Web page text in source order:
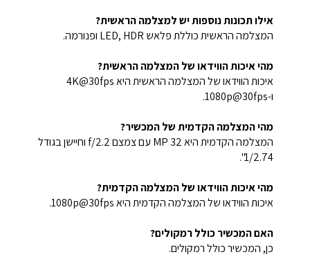
אילו תכונות נוספות יש למצלמה הראשית?
המצלמה הראשית כוללת פלאש LED, HDR ופנורמה.
מהי איכות הווידאו של המצלמה הראשית?
איכות הווידאו של המצלמה הראשית היא 4K@30fps
ו-1080p@30fps.
מהי המצלמה הקדמית של המכשיר?
המצלמה הקדמית היא 32 MP עם צמצם f/2.2 וחיישן בגודל
1/2.74".
מהי איכות הווידאו של המצלמה הקדמית?
איכות הווידאו של המצלמה הקדמית היא 1080p@30fps.
האם המכשיר כולל רמקולים?
כן, המכשיר כולל רמקולים.